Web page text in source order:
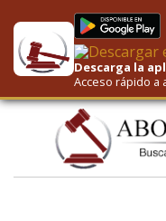
Descarga la
Acceso rápido a